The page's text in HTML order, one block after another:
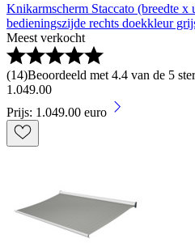
Knikarmscherm Staccato (breedte
bedieningszijde rechts doekkleur
Meest verkocht
(14)Beoordeeld met 4.4 van de 5
1 .049.00
Prijs: 1.049.00 euro